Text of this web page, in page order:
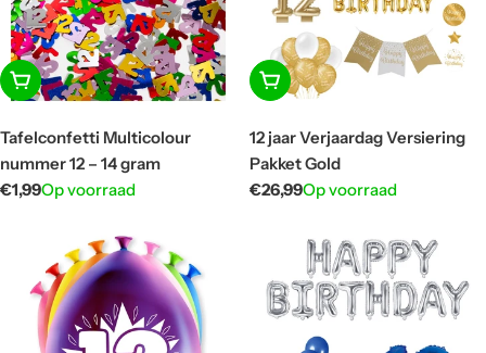
In winkelwagen
Tafelconfetti Multicolour
nummer 12 – 14 gram
Normale
€1,99Op voorraad
In winkelwagen
12 jaar Verjaardag Versiering
Pakket Gold
Normale
€26,99Op voorraad